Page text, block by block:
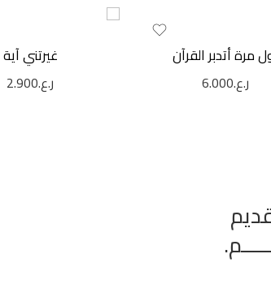
مرة أتدبر القرآن
ر.ع.6.000
غيرتني آية
ر.ع.2.900